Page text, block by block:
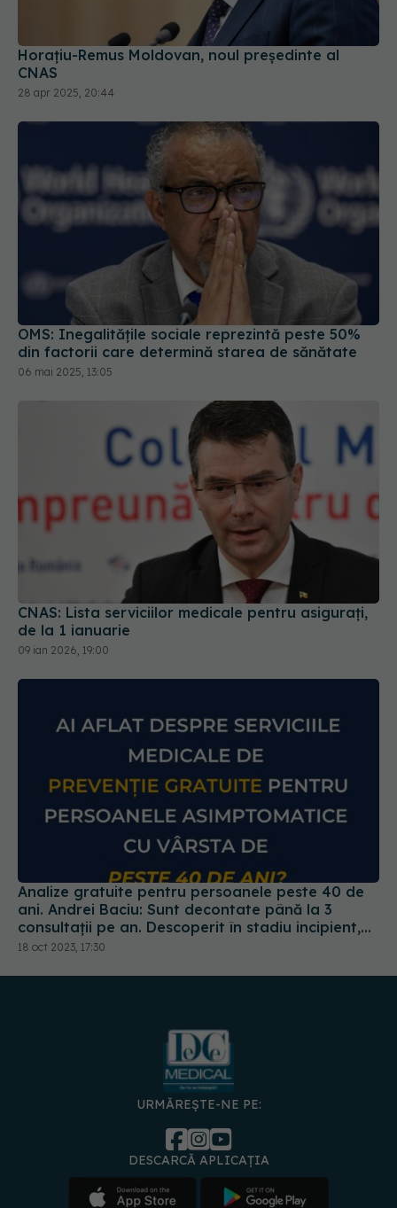
Horaţiu-Remus Moldovan, noul președinte al
CNAS
28 apr 2025, 20:44
OMS: Inegalităţile sociale reprezintă peste 50%
din factorii care determină starea de sănătate
06 mai 2025, 13:05
CNAS: Lista serviciilor medicale pentru asigurați,
de la 1 ianuarie
09 ian 2026, 19:00
Analize gratuite pentru persoanele peste 40 de
ani. Andrei Baciu: Sunt decontate până la 3
consultații pe an. Descoperit în stadiu incipient,
cancerul poate fi tratat
18 oct 2023, 17:30
URMĂREȘTE-NE PE:
DESCARCĂ APLICAȚIA